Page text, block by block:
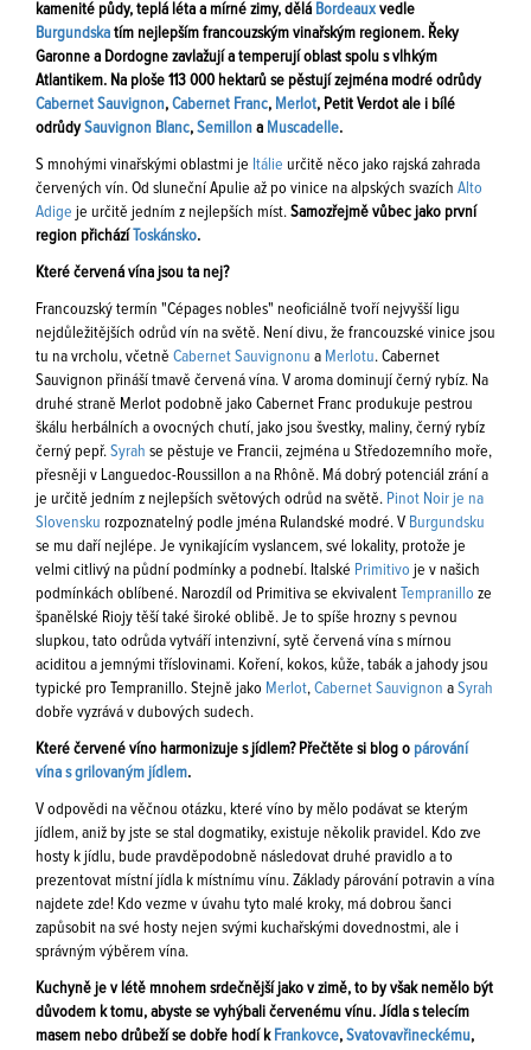
kamenité půdy, teplá léta a mírné zimy, dělá Bordeaux vedle
Burgundska tím nejlepším francouzským vinařským regionem. Řeky
Garonne a Dordogne zavlažují a temperují oblast spolu s vlhkým
Atlantikem. Na ploše 113 000 hektarů se pěstují zejména modré odrůdy
Cabernet Sauvignon, Cabernet Franc, Merlot, Petit Verdot ale i bílé
odrůdySauvignon Blanc, Semillon a Muscadelle.
S mnohými vinařskými oblastmi je Itálie určitě něco jako rajská zahrada
červených vín. Od sluneční Apulie až po vinice na alpských svazích Alto
Adige je určitě jedním z nejlepších míst. Samozřejmě vůbec jako první
region přichází Toskánsko.
Které červená vína jsou ta nej?
Francouzský termín "Cépages nobles" neoficiálně tvoří nejvyšší ligu
nejdůležitějších odrůd vín na světě. Není divu, že francouzské vinice jsou
tu na vrcholu, včetně Cabernet Sauvignonu a Merlotu. Cabernet
Sauvignon přináší tmavě červená vína. V aroma dominují černý rybíz. Na
druhé straně Merlot podobně jako Cabernet Franc produkuje pestrou
škálu herbálních a ovocných chutí, jako jsou švestky, maliny, černý rybíz
černý pepř. Syrah se pěstuje ve Francii, zejména u Středozemního moře,
přesněji v Languedoc-Roussillon a na Rhôně. Má dobrý potenciál zrání a
je určitě jedním z nejlepších světových odrůd na světě. Pinot Noir je na
Slovensku rozpoznatelný podle jména Rulandské modré. V Burgundsku
se mu daří nejlépe. Je vynikajícím vyslancem, své lokality, protože je
velmi citlivý na půdní podmínky a podnebí. Italské Primitivo je v našich
podmínkách oblíbené. Narozdíl od Primitiva se ekvivalent Tempranillo ze
španělské Riojy těší také široké oblibě. Je to spíše hrozny s pevnou
slupkou, tato odrůda vytváří intenzivní, sytě červená vína s mírnou
aciditou a jemnými tříslovinami. Koření, kokos, kůže, tabák a jahody jsou
typické pro Tempranillo. Stejně jako Merlot, Cabernet Sauvignon a Syrah
dobře vyzrává v dubových sudech.
Které červené víno harmonizuje s jídlem? Přečtěte si blog o párování
vína s grilovaným jídlem.
V odpovědi na věčnou otázku, které víno by mělo podávat se kterým
jídlem, aniž by jste se stal dogmatiky, existuje několik pravidel. Kdo zve
hosty k jídlu, bude pravděpodobně následovat druhé pravidlo a to
prezentovat místní jídla k místnímu vínu. Základy párování potravin a vína
najdete zde! Kdo vezme v úvahu tyto malé kroky, má dobrou šanci
zapůsobit na své hosty nejen svými kuchařskými dovednostmi, ale i
správným výběrem vína.
Kuchyně je v létě mnohem srdečnější jako v zimě, to by však nemělo být
důvodem k tomu, abyste se vyhýbali červenému vínu. Jídla s telecím
masem nebo drůbeží se dobře hodí k Frankovce, Svatovavřineckému,